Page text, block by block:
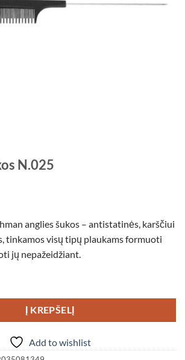
N.025
anglies šukos – antistatinės, karščiui
tinkamos visų tipų plaukams formuoti
jų nepažeidžiant.
Į KREPŠELĮ
Add to wishlist